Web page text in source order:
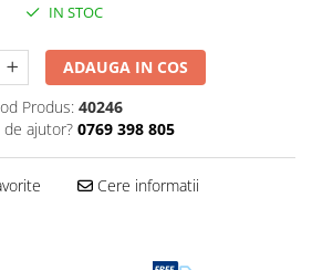
casnic
IN STOC
ADAUGA IN COS
Produs: 40246
de ajutor? 0769 398 805
Cere informatii